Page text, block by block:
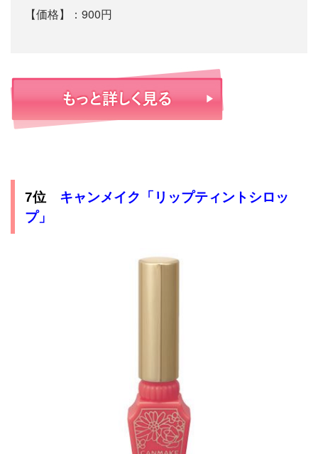
【価格】：900円
7位 キャンメイク「リップティントシロッ
プ」